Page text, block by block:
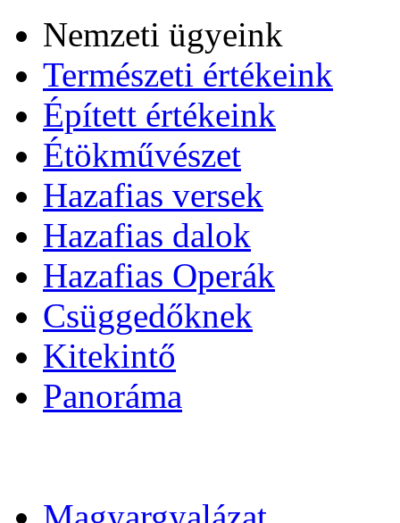
Nemzeti ügyeink
Természeti értékeink
Épített értékeink
Étökművészet
Hazafias versek
Hazafias dalok
Hazafias Operák
Csüggedőknek
Kitekintő
Panoráma